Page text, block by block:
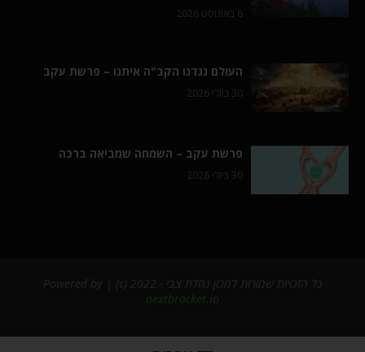
העולם נגדנו הקב"ה איתנו – פרשת עקב
פרשת עקב – השמחה שמביאה ברכה
nextbracket.io